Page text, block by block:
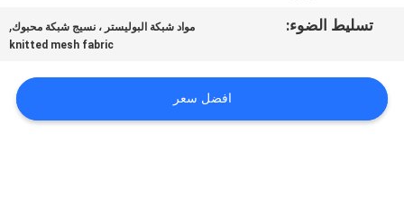
أخبار
تسليط الضوء: مواد شبكة البوليستر ، نسيج شبكة محبوك,
knitted mesh fabric
افضل سعر